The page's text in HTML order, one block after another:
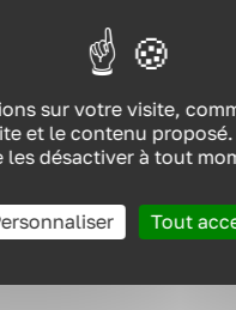
la qualité
sur votre visite,
et le contenu
les désactiver à tout
Tout